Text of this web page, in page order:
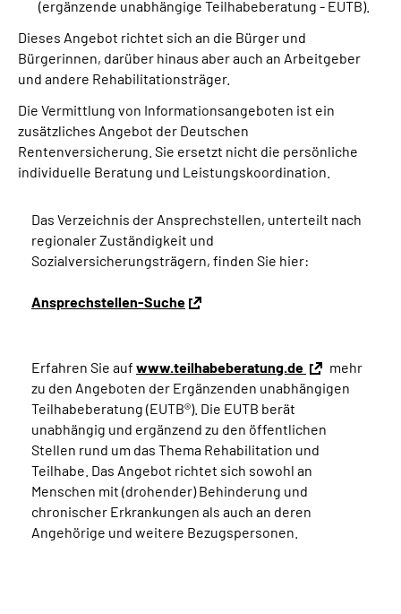
(ergänzende unabhängige Teilhabeberatung - EUTB).
Dieses Angebot richtet sich an die Bürger und
Bürgerinnen, darüber hinaus aber auch an Arbeitgeber
und andere Rehabilitationsträger.
Die Vermittlung von Informationsangeboten ist ein
zusätzliches Angebot der Deutschen
Rentenversicherung. Sie ersetzt nicht die persönliche
individuelle Beratung und Leistungskoordination.
Das Verzeichnis der Ansprechstellen, unterteilt nach
regionaler Zuständigkeit und
Sozialversicherungsträgern, finden Sie hier:
Ansprechstellen-Suche
Erfahren Sie auf www.teilhabeberatung.de
mehr
zu den Angeboten der Ergänzenden unabhängigen
Teilhabeberatung (EUTB®). Die EUTB berät
unabhängig und ergänzend zu den öffentlichen
Stellen rund um das Thema Rehabilitation und
Teilhabe. Das Angebot richtet sich sowohl an
Menschen mit (drohender) Behinderung und
chronischer Erkrankungen als auch an deren
Angehörige und weitere Bezugspersonen.